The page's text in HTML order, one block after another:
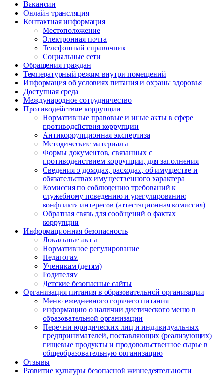
Вакансии
Онлайн трансляция
Контактная информация
Местоположение
Электронная почта
Телефонный справочник
Социальные сети
Обращения граждан
Температурный режим внутри помещений
Информация об условиях питания и охраны здоровья
Доступная среда
Международное сотрудничество
Противодействие коррупции
Нормативные правовые и иные акты в сфере
противодействия коррупции
Антикоррупционная экспертиза
Методические материалы
Формы документов, связанных с
противодействием коррупции, для заполнения
Сведения о доходах, расходах, об имуществе и
обязательствах имущественного характера
Комиссия по соблюдению требований к
служебному поведению и урегулированию
конфликта интересов (аттестационная комиссия)
Обратная связь для сообщений о фактах
коррупции
Информационная безопасность
Локальные акты
Нормативное регулирование
Педагогам
Ученикам (детям)
Родителям
Детские безопасные сайты
Организация питания в образовательной организации
Меню ежедневного горячего питания
информацию о наличии диетического меню в
образовательной организации
Перечни юридических лиц и индивидуальных
предпринимателей, поставляющих (реализующих)
пищевые продукты и продовольственное сырье в
общеобразовательную организацию
Отзывы
Развитие культуры безопасной жизнедеятельности